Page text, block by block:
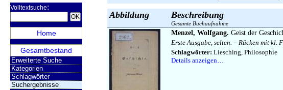
Volltextsuche:
Home
Gesamtbestand
Erweiterte Suche
Kategorien
Schlagwörter
Suchergebnisse
Abbildung Beschreibung
Gesamte Buchaufnahme
Menzel, Wolfgang. Geist der
Erste Ausgabe, selten. – Rücken mit kl.
Schlagwörter: Liesching, Philosophie
Details anzeigen…